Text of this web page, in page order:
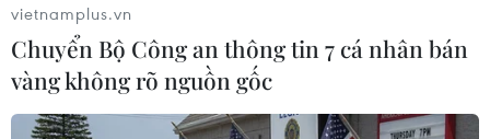
vietnamplus.vn
Chuyển Bộ Công an thông tin 7 cá nhân bán
vàng không rõ nguồn gốc